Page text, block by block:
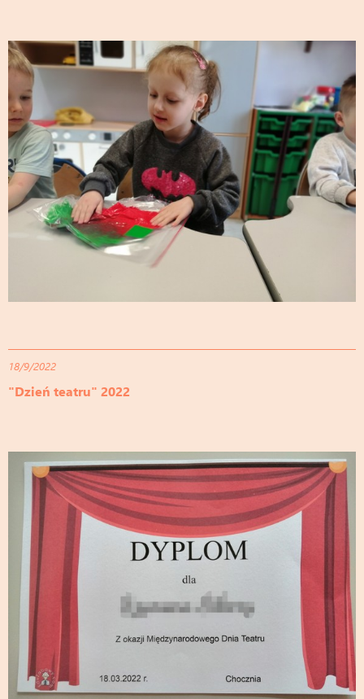
18/9/2022
"Dzień teatru" 2022